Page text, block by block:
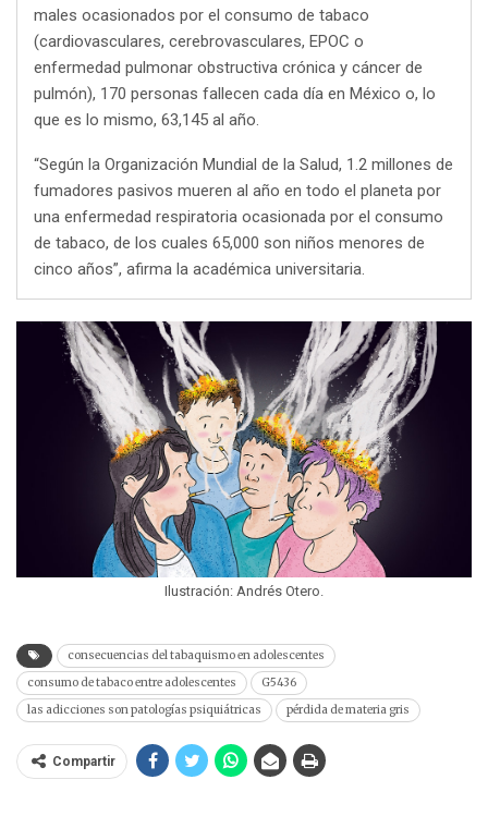
males ocasionados por el consumo de tabaco
(cardiovasculares, cerebrovasculares, EPOC o
enfermedad pulmonar obstructiva crónica y cáncer de
pulmón), 170 personas fallecen cada día en México o, lo
que es lo mismo, 63,145 al año.
“Según la Organización Mundial de la Salud, 1.2 millones de
fumadores pasivos mueren al año en todo el planeta por
una enfermedad respiratoria ocasionada por el consumo
de tabaco, de los cuales 65,000 son niños menores de
cinco años”, afirma la académica universitaria.
Ilustración: Andrés Otero.
consecuencias del tabaquismo en adolescentes
consumo de tabaco entre adolescentes
G5436
las adicciones son patologías psiquiátricas
pérdida de materia gris
Compartir